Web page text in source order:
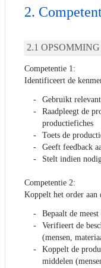
Competentie 1:
Identificeert de
Gebruikt
Raadpleegt de
productiefiches
Toets de
Geeft feedback
Stelt indien
Competentie 2:
Koppelt het order aan
Bepaalt de
Verifieert de
(mensen,
Koppelt de
middelen